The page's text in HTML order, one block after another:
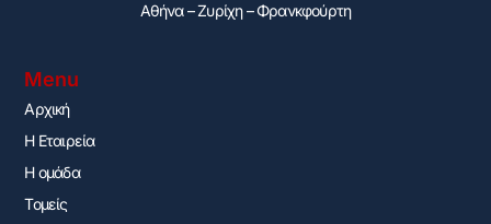
Αθήνα – Ζυρίχη – Φρανκφούρτη
Menu
Αρχική
H Εταιρεία
Η ομάδα
Τομείς